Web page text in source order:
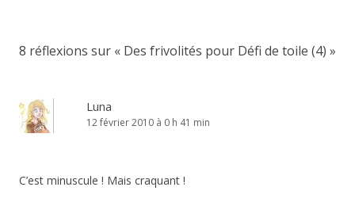
8 réflexions sur « Des frivolités pour Défi de toile (4) »
Luna
12 février 2010 à 0 h 41 min
C’est minuscule ! Mais craquant !